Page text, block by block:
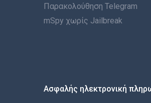
Παρακολούθηση Telegram
mSpy χωρίς Jailbreak
Ασφαλής ηλεκτρονική